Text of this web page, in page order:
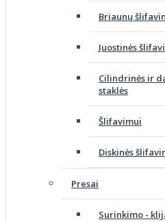
Briaunų
Juostinės
Cilindrinės ir
staklės
Šlifavimui
Diskinės
Presai
Surinkimo -